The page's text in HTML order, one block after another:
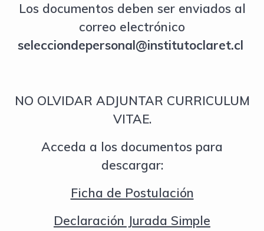
Los documentos deben ser enviados al
correo electrónico
selecciondepersonal@institutoclaret.cl
NO OLVIDAR ADJUNTAR CURRICULUM
VITAE.
Acceda a los documentos para
descargar:
Ficha de Postulación
Declaración Jurada Simple